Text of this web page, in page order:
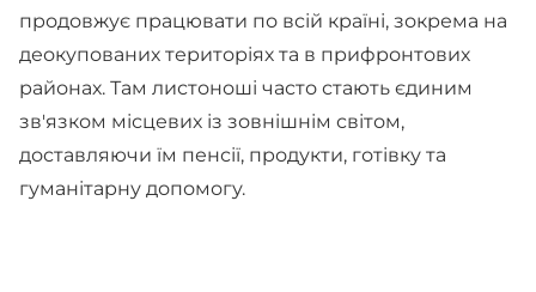
продовжує працювати по всій країні, зокрема на
деокупованих територіях та в прифронтових
районах. Там листоноші часто стають єдиним
зв'язком місцевих із зовнішнім світом,
доставляючи їм пенсії, продукти, готівку та
гуманітарну допомогу.